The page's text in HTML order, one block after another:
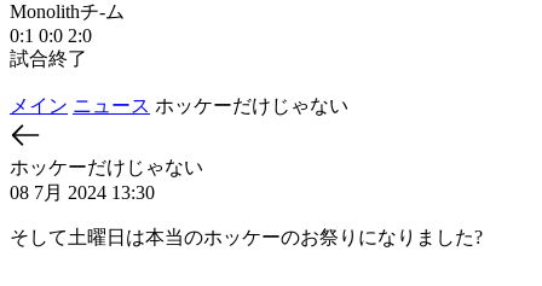
Monolithチ-ム
0:1 0:0 2:0
試合終了
メイン ニュース ホッケーだけじゃない
ホッケーだけじゃない
08 7月 2024 13:30
そして土曜日は本当のホッケーのお祭りになりました?